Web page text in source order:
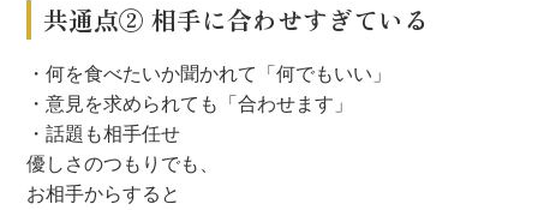
共通点② 相手に合わせすぎている
・何を食べたいか聞かれて「何でもいい」
・意見を求められても「合わせます」
・話題も相手任せ
優しさのつもりでも、
お相手からすると